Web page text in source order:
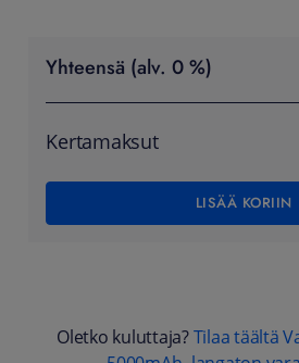
Yhteensä (alv. 0 %)
Kertamaksut
LISÄÄ KORIIN
Oletko kuluttaja?Tilaa täältä